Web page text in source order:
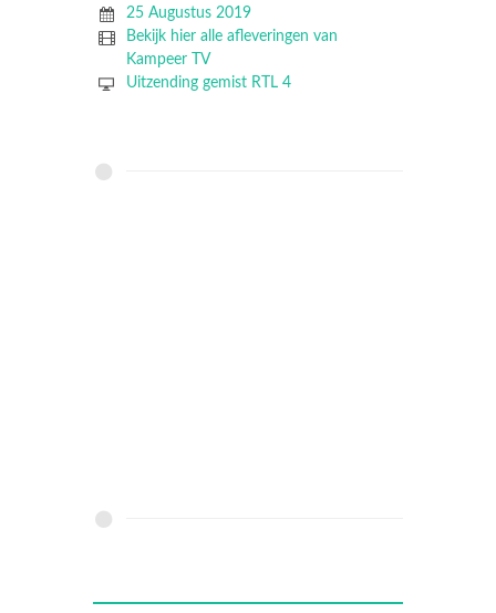
25 Augustus 2019
Bekijk hier alle afleveringen van
Kampeer TV
Uitzending gemist RTL 4